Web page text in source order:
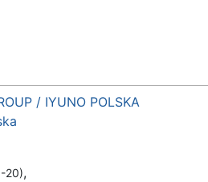
/ IYUNO POLSKA
20),